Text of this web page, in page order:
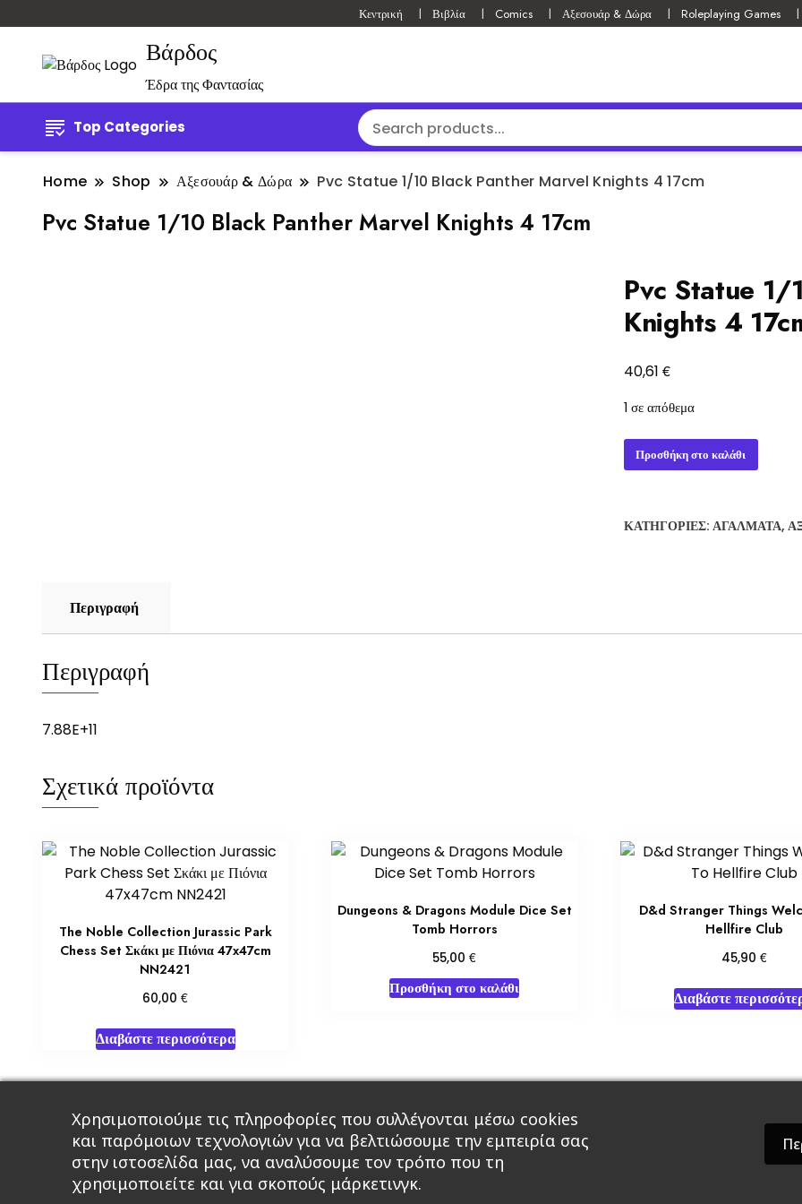
Κεντρική Βιβλία Comics Αξεσουάρ & Δώρα Roleplaying Games
Βάρδος
Έδρα της Φαντασίας
Top Categories
Home Shop Αξεσουάρ & Δώρα Pvc Statue 1/10 Black Panther Marvel Knights 4 17cm
Pvc Statue 1/10 Black Panther Marvel Knights 4 17cm
Pvc Statue
Knights 4
40,61 €
1 σε απόθεμα
Pvc
Statue
Panther
Προσθήκη στο καλάθι
ΚΑΤΗΓΟΡΊΕΣ: ΑΓΆΛΜΑΤΑ,
Περιγραφή
Περιγραφή
7.88E+11
Σχετικά προϊόντα
The Noble Collection Jurassic Park
Chess Set Σκάκι με Πιόνια 47x47cm
NN2421
60,00€
Διαβάστε περισσότερα
Dungeons & Dragons Module Dice Set
Tomb Horrors
55,00€
Προσθήκη στο καλάθι
D&d Stranger Things
Hellfire Club
45,90 €
Διαβάστε
Κεντρική Βιβλία Comics Αξεσουάρ & Δώρα Roleplaying Games
A theme by GradientThemes - A theme by Gradient
Χρησιμοποιούμε τις πληροφορίες που συλλέγονται μέσω cookies
και παρόμοιων τεχνολογιών για να βελτιώσουμε την εμπειρία σας
στην ιστοσελίδα μας, να αναλύσουμε τον τρόπο που τη
χρησιμοποιείτε και για σκοπούς μάρκετινγκ.